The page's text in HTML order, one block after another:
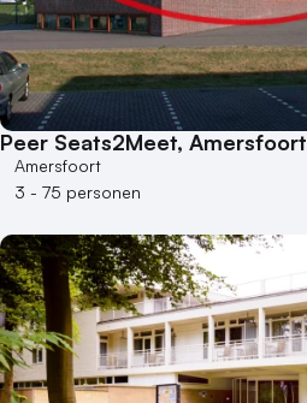
Heisessie
Hotel
Hybride events
Industriële locatie
Kasteel en landgoed
Kleine / intieme locatie
Museum
Theater
Varende locatie
Peer Seats2Meet, Amersfoort
Amersfoort
3 - 75 personen